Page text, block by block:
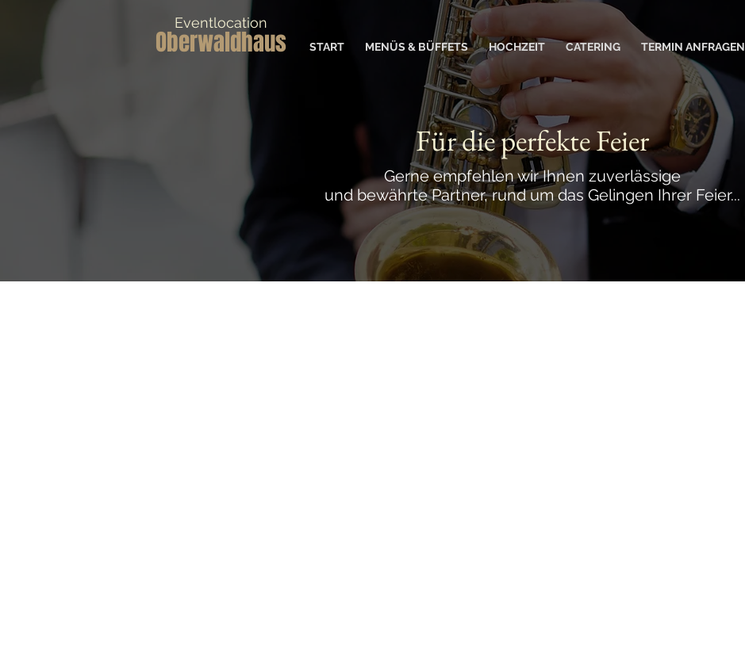
Eventlocation
Oberwaldhaus START MENÜS & BÜFFETS HOCHZEIT CATERING TERMIN ANFRAGEN
Für die perfekte Feier
Gerne empfehlen wir Ihnen zuverlässige
und bewährte Partner, rund um das Gelingen Ihrer Feier...